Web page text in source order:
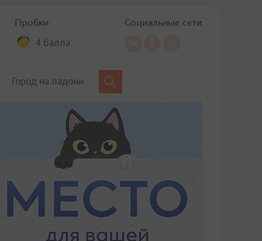
Пробки
4 балла
Социальные сети
Город на ладони